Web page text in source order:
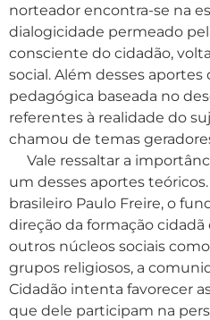
norteador encontra-se na
dialogicidade permeado
consciente do cidadão,
social. Além desses aportes
pedagógica baseada no
referentes à realidade do
chamou de temas
Vale ressaltar a
um desses aportes
brasileiro Paulo Freire, o
direção da formação
outros núcleos sociais como
grupos religiosos, a
Cidadão intenta favorecer
que dele participam na